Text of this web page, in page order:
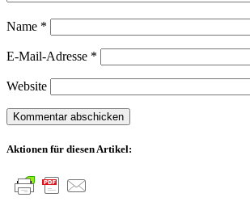
Name *
E-Mail-Adresse *
Website
Aktionen für diesen Artikel: